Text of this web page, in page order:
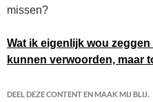
missen?
Wat ik eigenlijk wou
kunnen verwoorden, maar
DEEL DEZE CONTENT EN MAAK MIJ BLIJ.